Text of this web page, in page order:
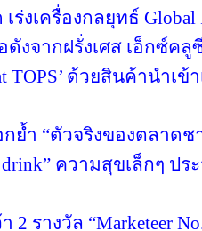
ร่งเครื่องกลยุทธ์ Global
งจากฝรั่งเศส เอ็กซ์ค
TOPS’ ด้วยสินค้านำ
กย้ำ “ตัวจริงของตลาด
drink” ความสุขเล็กๆ ป
2 รางวัล “Marketeer